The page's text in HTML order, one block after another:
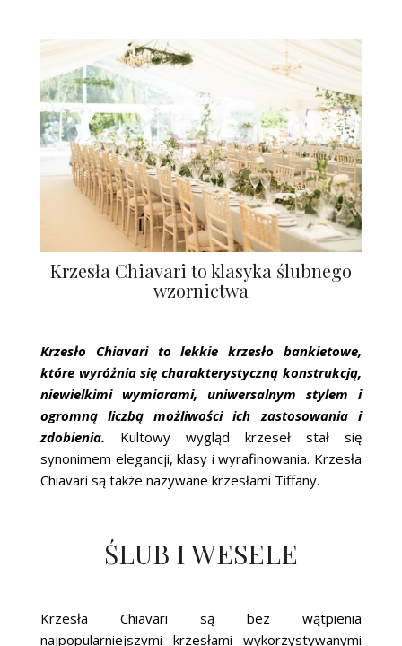
Krzesła Chiavari to klasyka ślubnego
wzornictwa
Krzesło Chiavari to lekkie krzesło bankietowe,
które wyróżnia się charakterystyczną konstrukcją,
niewielkimi wymiarami, uniwersalnym stylem i
ogromną liczbą możliwości ich zastosowania i
zdobienia.
Kultowy wygląd krzeseł stał się
synonimem elegancji, klasy i wyrafinowania. Krzesła
Chiavari są także nazywane krzesłami Tiffany.
ŚLUB I WESELE
Krzesła Chiavari są bez wątpienia
najpopularniejszymi krzesłami wykorzystywanymi